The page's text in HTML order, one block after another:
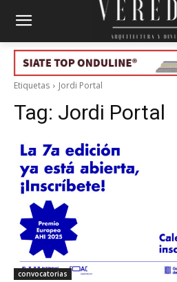
Etiquetas Jordi Portal
Tag: Jordi Portal
convocatorias